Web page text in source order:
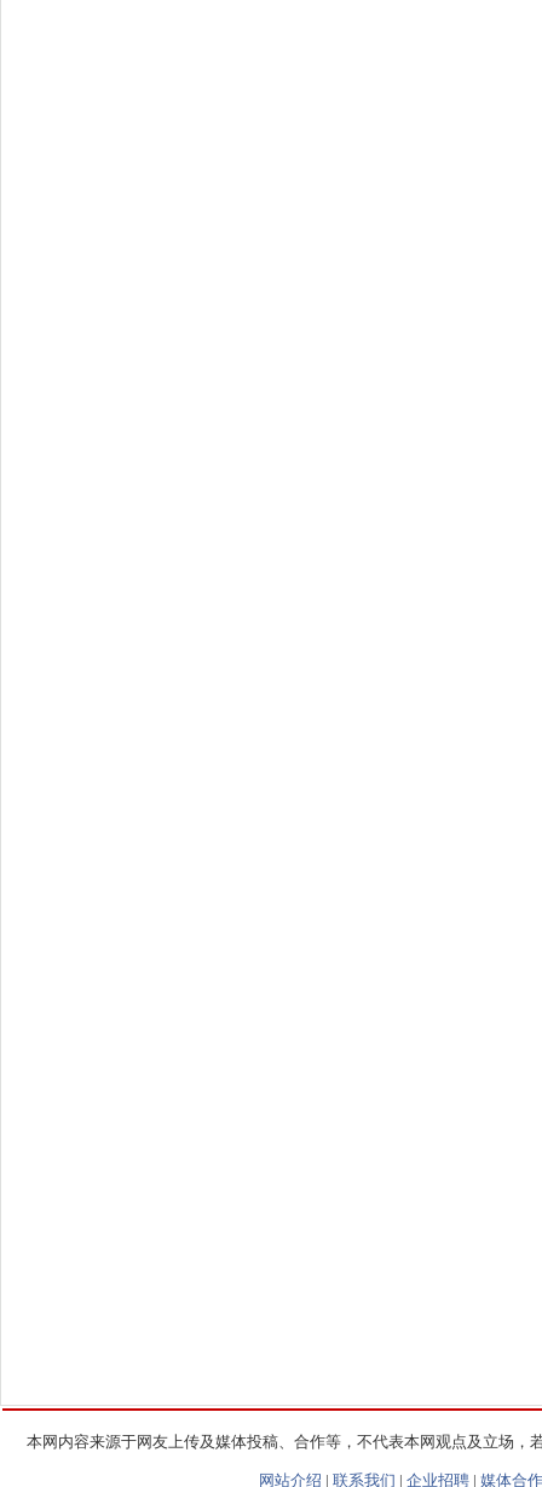
本网内容来源于网友上传及媒体投稿、合作等，不代表本网观点及立场
网站介绍 | 联系我们 | 企业招聘 | 媒体合作